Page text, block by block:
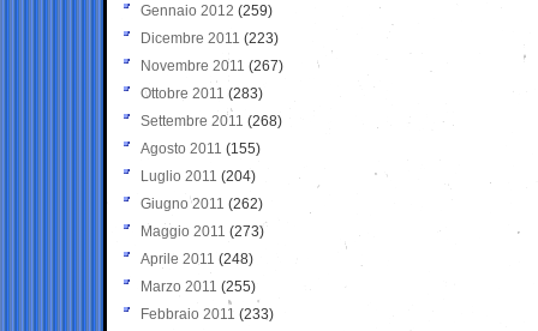
Gennaio 2012 (259)
Dicembre 2011 (223)
Novembre 2011 (267)
Ottobre 2011 (283)
Settembre 2011 (268)
Agosto 2011 (155)
Luglio 2011 (204)
Giugno 2011 (262)
Maggio 2011 (273)
Aprile 2011 (248)
Marzo 2011 (255)
Febbraio 2011 (233)